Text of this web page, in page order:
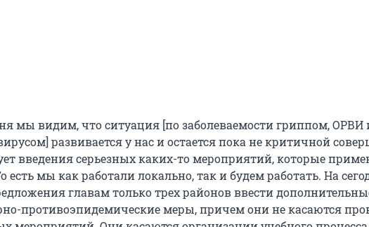
мы видим, что ситуация [по заболеваемости гриппом, ОРВИ
развивается у нас и остается пока не критичной
введения серьезных каких-то мероприятий, которые
есть мы как работали локально, так и будем работать. На
главам только трех районов ввести
противоэпидемические меры, причем они не касаются